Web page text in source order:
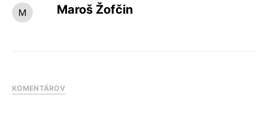
Maroš Žofčin
KOMENTÁROV